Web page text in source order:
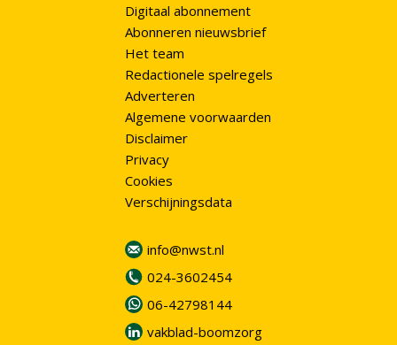
Digitaal abonnement
Abonneren nieuwsbrief
Het team
Redactionele spelregels
Adverteren
Algemene voorwaarden
Disclaimer
Privacy
Cookies
Verschijningsdata
info@nwst.nl
024-3602454
06-42798144
vakblad-boomzorg